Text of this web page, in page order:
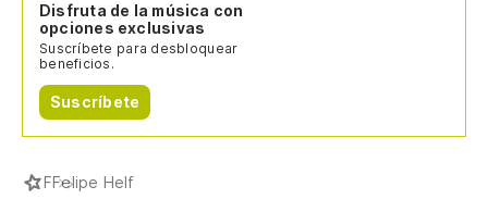
Disfruta de la música con
opciones exclusivas
Suscríbete para desbloquear
beneficios.
Suscríbete
FFelipe Helf